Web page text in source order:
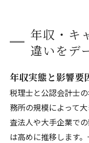
年収・キ
違いをデ
年収実態と影響要
税理士と公認会計士
務所の規模によって
査法人や大手企業で
は高めに推移します